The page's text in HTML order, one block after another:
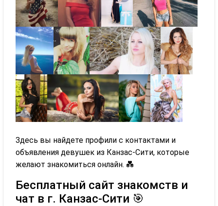
Здесь вы найдете профили с контактами и
объявления девушек из Канзас-Сити, которые
желают знакомиться онлайн. 💑
Бесплатный сайт знакомств и
чат в г. Канзас-Сити 🎯